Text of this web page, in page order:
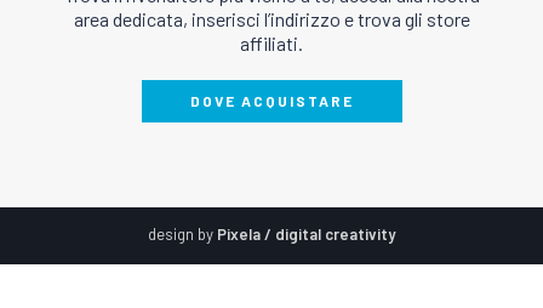
area dedicata, inserisci l’indirizzo e trova gli store
affiliati.
DOVE ACQUISTARE
design by Pixela / digital creativity